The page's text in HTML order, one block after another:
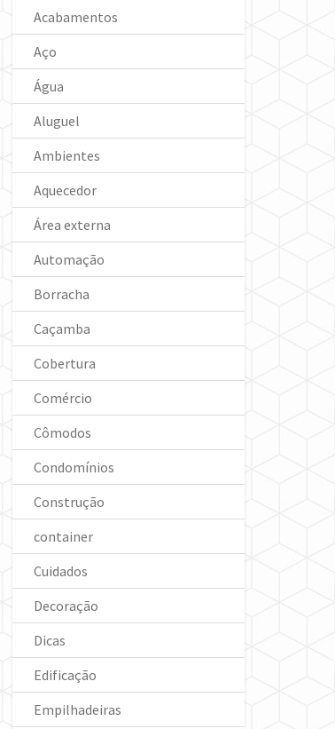
Acabamentos
Aço
Água
Aluguel
Ambientes
Aquecedor
Área externa
Automação
Borracha
Caçamba
Cobertura
Comércio
Cômodos
Condomínios
Construção
container
Cuidados
Decoração
Dicas
Edificação
Empilhadeiras